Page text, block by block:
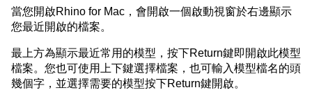
當您開啟Rhino for Mac，會開啟一個啟動視窗於右邊顯示
您最近開啟的檔案。
最上方為顯示最近常用的模型，按下Return鍵即開啟此模型
檔案。您也可使用上下鍵選擇檔案，也可輸入模型檔名的頭
幾個字，並選擇需要的模型按下Return鍵開啟。